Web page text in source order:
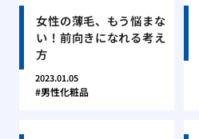
女性の薄毛、もう悩まな
い！前向きになれる考え
方
2023.01.05
男性化粧品